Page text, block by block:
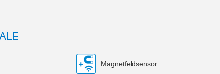
Magnetfeldsensor